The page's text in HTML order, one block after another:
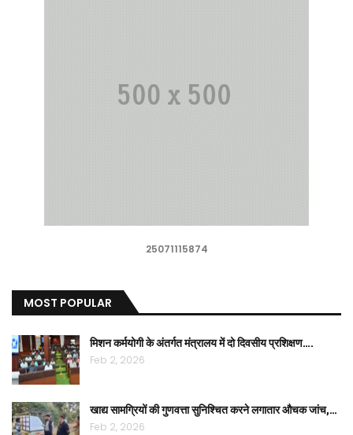
25071115874
MOST POPULAR
मिशन कर्मयोगी के अंतर्गत मंत्रालय में दो दिवसीय प्रशिक्षण….
Feb 2, 2026
खाद्य सामग्रियों की गुणवत्ता सुनिश्चित करने लगातार औचक जांच,…
Feb 2, 2026